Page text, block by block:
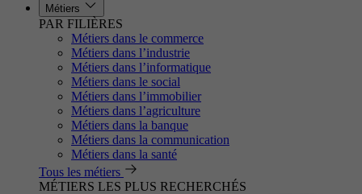
Métiers
PAR FILIÈRES
Métiers dans le commerce
Métiers dans l’industrie
Métiers dans l’informatique
Métiers dans le social
Métiers dans l’immobilier
Métiers dans l’agriculture
Métiers dans la banque
Métiers dans la communication
Métiers dans la santé
Tous les métiers
MÉTIERS LES PLUS RECHERCHÉS